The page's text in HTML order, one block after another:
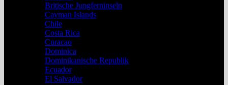
Britische Jungferninseln
Cayman Islands
Chile
Costa Rica
Curacao
Dominica
Dominikanische Republik
Ecuador
El Salvador